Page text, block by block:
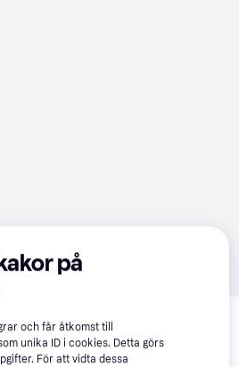
av produkter som kanske skulle
på
och får åtkomst till
unika ID i cookies. Detta görs
För att vidta dessa